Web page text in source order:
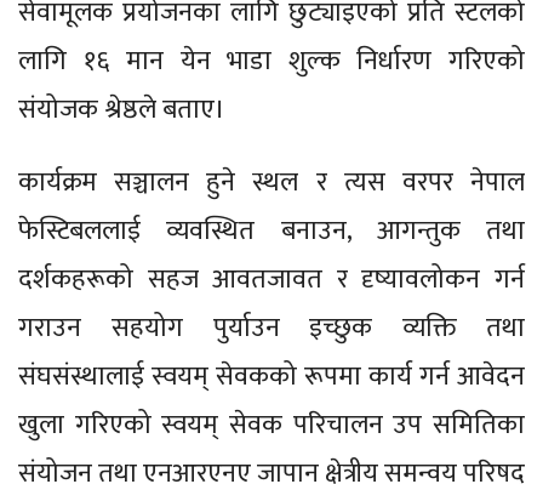
सेवामूलक प्रयोजनका लागि छुट्याइएको प्रति स्टलको
लागि १६ मान येन भाडा शुल्क निर्धारण गरिएको
संयोजक श्रेष्ठले बताए।
कार्यक्रम सञ्चालन हुने स्थल र त्यस वरपर नेपाल
फेस्टिबललाई व्यवस्थित बनाउन, आगन्तुक तथा
दर्शकहरूको सहज आवतजावत र दृष्यावलोकन गर्न
गराउन सहयोग पुर्याउन इच्छुक व्यक्ति तथा
संघसंस्थालाई स्वयम् सेवकको रूपमा कार्य गर्न आवेदन
खुला गरिएको स्वयम् सेवक परिचालन उप समितिका
संयोजन तथा एनआरएनए जापान क्षेत्रीय समन्वय परिषद्